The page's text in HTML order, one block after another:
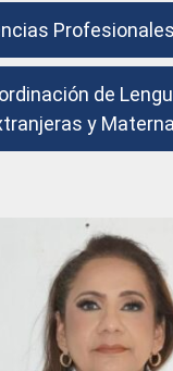
Profesionales
de
y